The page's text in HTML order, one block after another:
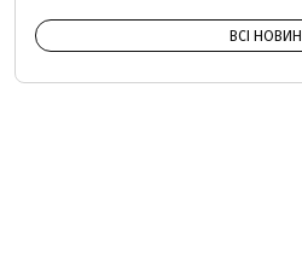
ВСІ